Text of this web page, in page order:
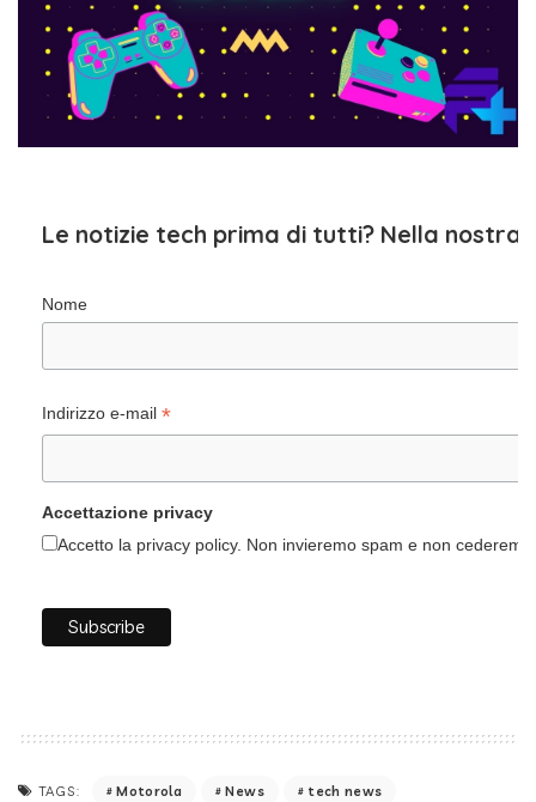
Le notizie tech prima di tutti? Nella nostra
Nome
Indirizzo e-mail *
Accettazione privacy
Accetto la privacy policy. Non invieremo spam e non
TAGS: Motorola News tech news